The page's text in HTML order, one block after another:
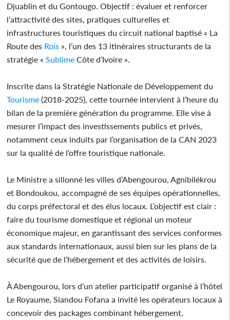
Djuablin et du Gontougo. Objectif : évaluer et renforcer
l’attractivité des sites, pratiques culturelles et
infrastructures touristiques du circuit national baptisé « La
Route des Rois », l’un des 13 itinéraires structurants de la
stratégie « Sublime Côte d’Ivoire ».
Inscrite dans la Stratégie Nationale de Développement du
Tourisme (2018-2025), cette tournée intervient à l’heure du
bilan de la première génération du programme. Elle vise à
mesurer l’impact des investissements publics et privés,
notamment ceux induits par l’organisation de la CAN 2023
sur la qualité de l’offre touristique nationale.
Le Ministre a sillonné les villes d’Abengourou, Agnibilékrou
et Bondoukou, accompagné de ses équipes opérationnelles,
du corps préfectoral et des élus locaux. L’objectif est clair :
faire du tourisme domestique et régional un moteur
économique majeur, en garantissant des services conformes
aux standards internationaux, aussi bien sur les plans de la
sécurité que de l’hébergement et des activités de loisirs.
À Abengourou, lors d’un atelier participatif organisé à l’hôtel
Le Royaume, Siandou Fofana a invité les opérateurs locaux à
concevoir des packages combinant hébergement,